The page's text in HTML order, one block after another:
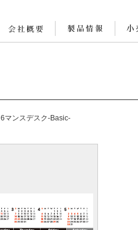
6マンスデスク-Basic-